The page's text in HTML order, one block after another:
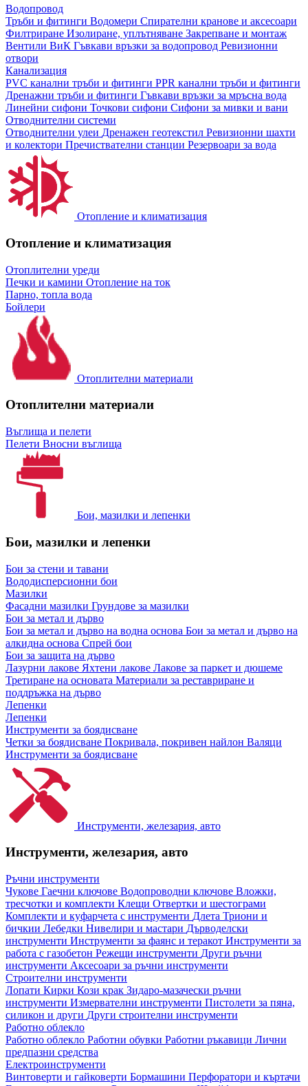
Водопровод
Тръби и фитинги Водомери Спирателни кранове и аксесоари
Филтриране Изолиране, уплътняване Закрепване и монтаж
Вентили ВиК Гъвкави връзки за водопровод Ревизионни
отвори
Канализация
PVC канални тръби и фитинги PPR канални тръби и фитинги
Дренажни тръби и фитинги Гъвкави връзки за мръсна вода
Линейни сифони Точкови сифони Сифони за мивки и вани
Отводнителни системи
Отводнителни улеи Дренажен геотекстил Ревизионни шахти
и колектори Пречиствателни станции Резервоари за вода
Отопление и климатизация
Отопление и климатизация
Отоплителни уреди
Печки и камини Отопление на ток
Парно, топла вода
Бойлери
Отоплителни материали
Отоплителни материали
Въглища и пелети
Пелети Вносни въглища
Бои, мазилки и лепенки
Бои, мазилки и лепенки
Бои за стени и тавани
Вододисперсионни бои
Мазилки
Фасадни мазилки Грундове за мазилки
Бои за метал и дърво
Бои за метал и дърво на водна основа Бои за метал и дърво на
алкидна основа Спрей бои
Бои за защита на дърво
Лазурни лакове Яхтени лакове Лакове за паркет и дюшеме
Третиране на основата Материали за реставриране и
поддръжка на дърво
Лепенки
Лепенки
Инструменти за боядисване
Четки за боядисване Покривала, покривен найлон Валяци
Инструменти за боядисване
Инструменти, железария, авто
Инструменти, железария, авто
Ръчни инструменти
Чукове Гаечни ключове Водопроводни ключове Вложки,
тресчотки и комплекти Клещи Отвертки и шестограми
Комплекти и куфарчета с инструменти Длета Триони и
бичкии Лебедки Нивелири и мастари Дърводелски
инструменти Инструменти за фаянс и теракот Инструменти за
работа с газобетон Режещи инструменти Други ръчни
инструменти Аксесоари за ръчни инструменти
Строителни инструменти
Лопати Кирки Кози крак Зидаро-мазачески ръчни
инструменти Измервателни инструменти Пистолети за пяна,
силикон и други Други строителни инструменти
Работно облекло
Работно облекло Работни обувки Работни ръкавици Лични
предпазни средства
Електроинструменти
Винтоверти и гайковерти Бормашини Перфоратори и къртачи